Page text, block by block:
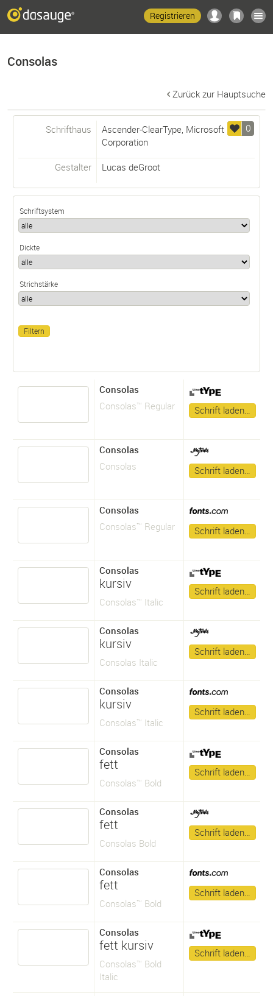
Registrieren
Consolas
Zurück zur Hauptsuche
0
Schrifthaus
Ascender-ClearType, Microsoft
Corporation
Gestalter Lucas deGroot
Schriftsystem
Dickte
Strichstärke
Consolas
Consolas™ Regular
Schrift laden…
Consolas
Consolas
Schrift laden…
Consolas
Consolas™ Regular
Schrift laden…
Consolas
kursiv
Consolas™ Italic
Schrift laden…
Consolas
kursiv
Consolas Italic
Schrift laden…
Consolas
kursiv
Consolas™ Italic
Schrift laden…
Consolas
fett
Consolas™ Bold
Schrift laden…
Consolas
fett
Consolas Bold
Schrift laden…
Consolas
fett
Consolas™ Bold
Schrift laden…
Consolas
fett kursiv
Consolas™ Bold
Italic
Schrift laden…